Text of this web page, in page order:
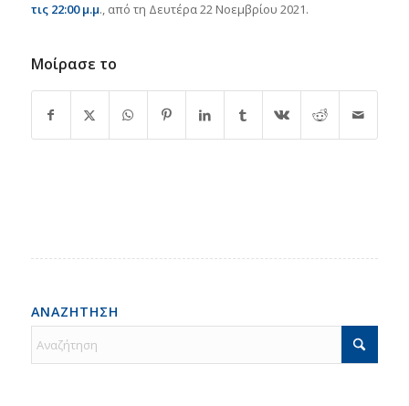
τις 22:00 μ.μ., από τη Δευτέρα 22 Νοεμβρίου 2021.
Μοίρασε το
ΑΝΑΖΗΤΗΣΗ